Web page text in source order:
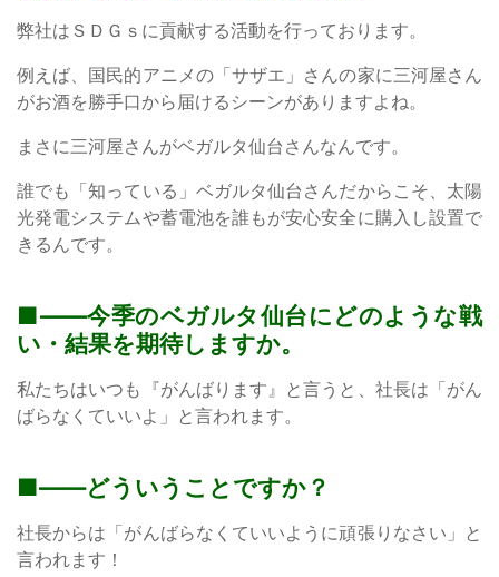
弊社はＳＤＧｓに貢献する活動を行っております。
例えば、国民的アニメの「サザエ」さんの家に三河屋さん
がお酒を勝手口から届けるシーンがありますよね。
まさに三河屋さんがベガルタ仙台さんなんです。
誰でも「知っている」ベガルタ仙台さんだからこそ、太陽
光発電システムや蓄電池を誰もが安心安全に購入し設置で
きるんです。
——今季のベガルタ仙台にどのような戦
い・結果を期待しますか。
私たちはいつも『がんばります』と言うと、社長は「がん
ばらなくていいよ」と言われます。
——どういうことですか？
社長からは「がんばらなくていいように頑張りなさい」と
言われます！